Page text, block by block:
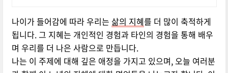
나이가 들어감에 따라 우리는 삶의 지혜를 더 많이 축적하게
됩니다. 그 지혜는 개인적인 경험과 타인의 경험을 통해 배우
며 우리를 더 나은 사람으로 만듭니다.
나는 이 주제에 대해 깊은 애정을 가지고 있으며, 오늘 여러분